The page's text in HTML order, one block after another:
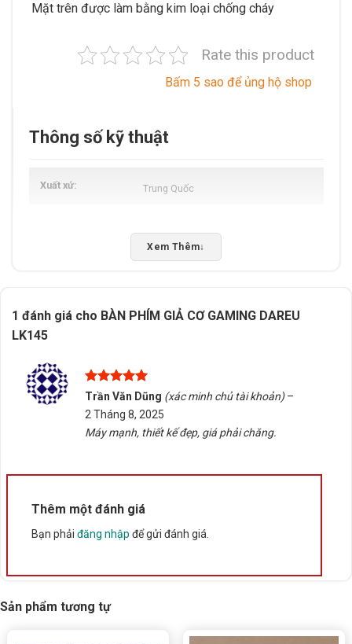
Mặt trên được làm bằng kim loại chống cháy
Rate this product
Bấm 5 sao để ủng hộ shop
Thông số kỹ thuật
Xuất xứ Trung Quốc
Xem Thêm↓
1 đánh giá cho BÀN PHÍM GIẢ CƠ GAMING DAREU
LK145
Được xếp
hạng
5
sao
Trần Văn Dũng (xác minh chủ tài khoản) –
2 Tháng 8, 2025
Máy mạnh, thiết kế đẹp, giá phải chăng.
Thêm một đánh giá
Bạn phải đăng nhập để gửi đánh giá.
Sản phẩm tương tự